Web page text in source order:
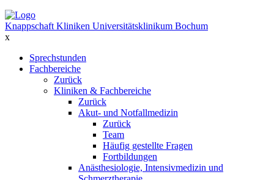
Knappschaft Kliniken Universitätsklinikum Bochum
x
Sprechstunden
Fachbereiche
Zurück
Kliniken & Fachbereiche
Zurück
Akut- und Notfallmedizin
Zurück
Team
Häufig gestellte Fragen
Fortbildungen
Anästhesiologie, Intensivmedizin und